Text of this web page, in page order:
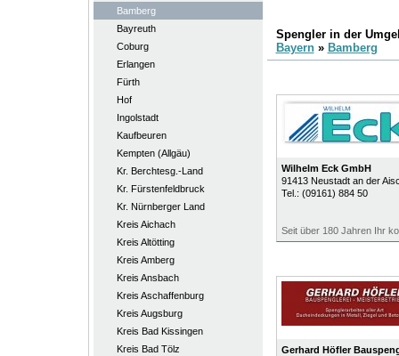
Bamberg
Bayreuth
Coburg
Erlangen
Fürth
Hof
Ingolstadt
Kaufbeuren
Kempten (Allgäu)
Kr. Berchtesg.-Land
Kr. Fürstenfeldbruck
Kr. Nürnberger Land
Kreis Aichach
Kreis Altötting
Kreis Amberg
Kreis Ansbach
Kreis Aschaffenburg
Kreis Augsburg
Kreis Bad Kissingen
Kreis Bad Tölz
Spengler in der
Bayern» Bamberg
Wilhelm Eck GmbH
91413 Neustadt an der
Tel.: (09161) 884 50
Seit über 180 Jahren Ihr
Gerhard Höfler